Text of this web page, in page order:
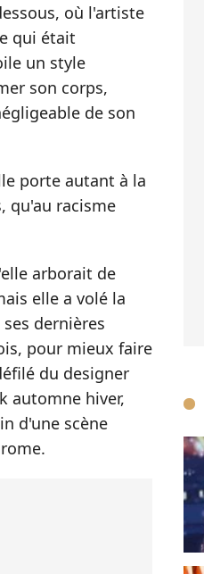
où l'artiste
qui était
un style
son corps,
de son
porte autant à la
qu'au racisme
arborait de
elle a volé la
dernières
pour mieux faire
du designer
automne hiver,
d'une scène